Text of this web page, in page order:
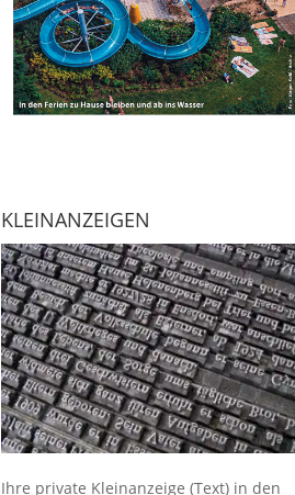
KLEINANZEIGEN
Ihre private Kleinanzeige (Text) in den